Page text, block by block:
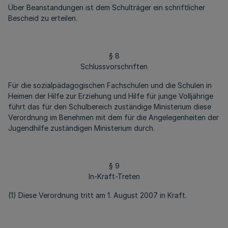
Über Beanstandungen ist dem Schulträger ein schriftlicher
Bescheid zu erteilen.
§ 8
Schlussvorschriften
Für die sozialpädagogischen Fachschulen und die Schulen in
Heimen der Hilfe zur Erziehung und Hilfe für junge Volljährige
führt das für den Schulbereich zuständige Ministerium diese
Verordnung im Benehmen mit dem für die Angelegenheiten der
Jugendhilfe zuständigen Ministerium durch.
§ 9
In-Kraft-Treten
(1) Diese Verordnung tritt am 1. August 2007 in Kraft.